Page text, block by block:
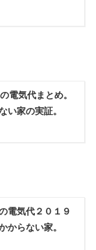
電気代まとめ。
い家の実証。
電気代２０１９
からない家。